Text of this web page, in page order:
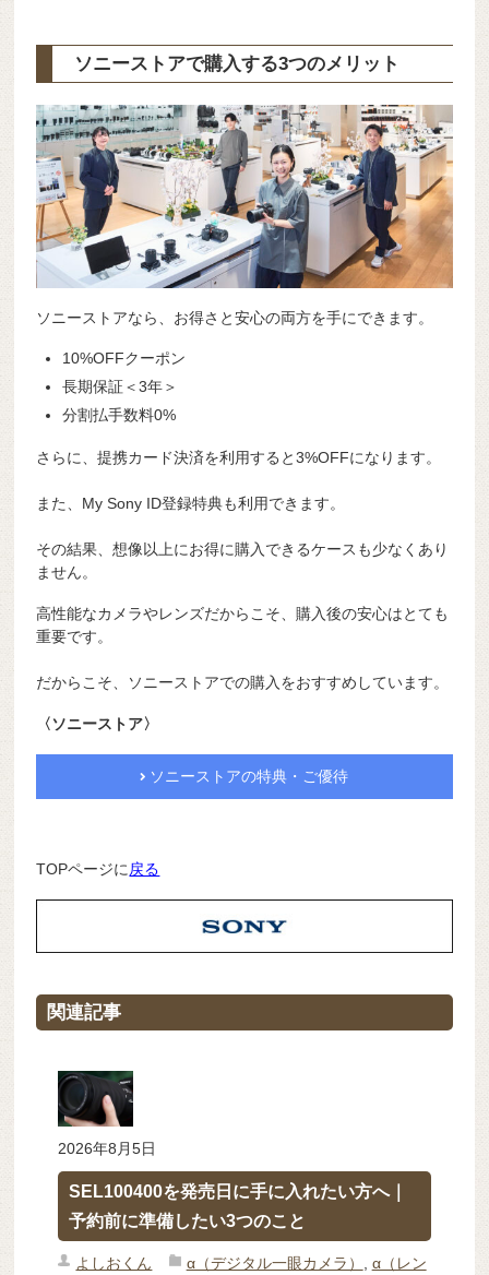
ソニーストアで購入する3つのメリット
ソニーストアなら、お得さと安心の両方を手にできます。
10%OFFクーポン
長期保証＜3年＞
分割払手数料0%
さらに、提携カード決済を利用すると3%OFFになります。
また、My Sony ID登録特典も利用できます。
その結果、想像以上にお得に購入できるケースも少なくあり
ません。
高性能なカメラやレンズだからこそ、購入後の安心はとても
重要です。
だからこそ、ソニーストアでの購入をおすすめしています。
〈ソニーストア〉
ソニーストアの特典・ご優待
TOPページに戻る
関連記事
2026年8月5日
SEL100400を発売日に手に入れたい方へ｜
予約前に準備したい3つのこと
よしおくん α（デジタル一眼カメラ）
α（レン